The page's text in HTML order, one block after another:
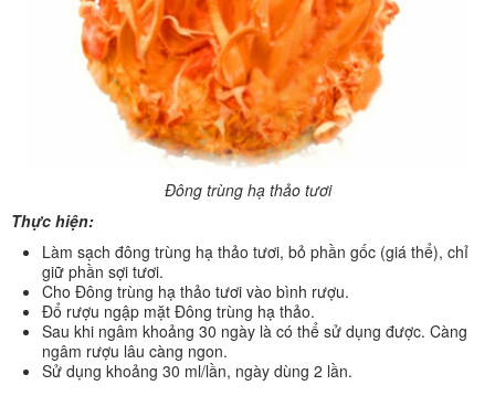
Đông trùng hạ thảo tươi
Thực hiện:
Làm sạch đông trùng hạ thảo tươi, bỏ phần gốc (giá thể), chỉ
giữ phần sợi tươi.
Cho Đông trùng hạ thảo tươi vào bình rượu.
Đổ rượu ngập mặt Đông trùng hạ thảo.
Sau khi ngâm khoảng 30 ngày là có thể sử dụng được. Càng
ngâm rượu lâu càng ngon.
Sử dụng khoảng 30 ml/lần, ngày dùng 2 lần.